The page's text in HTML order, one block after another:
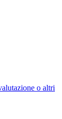
o altri